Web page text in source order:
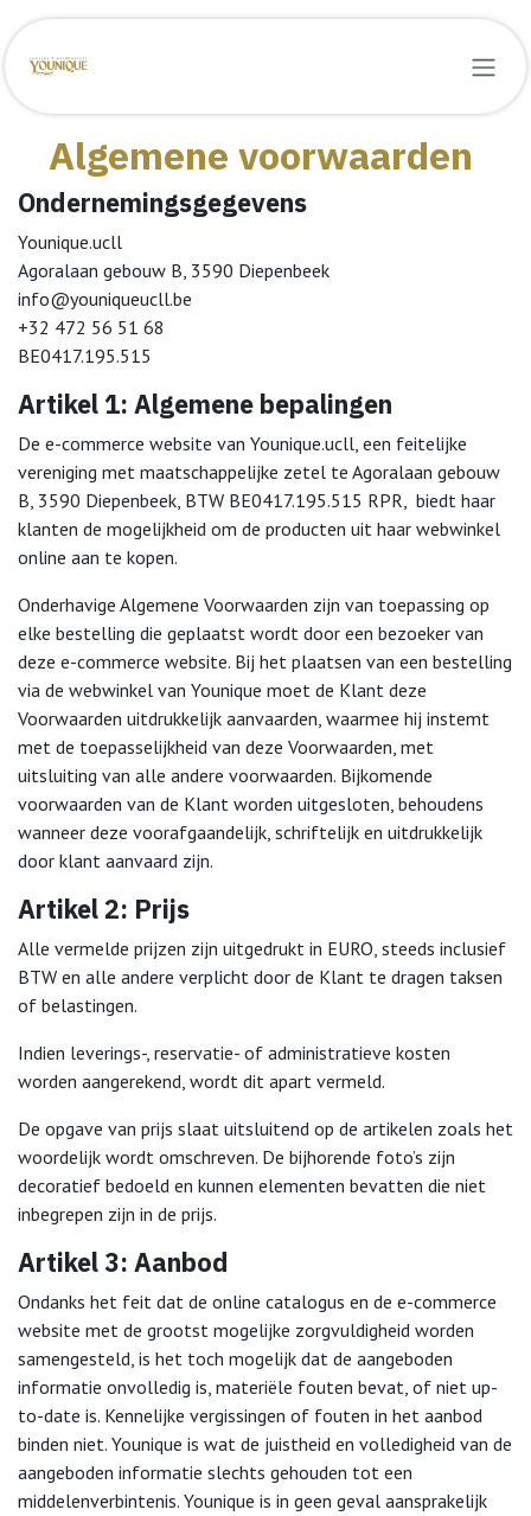
Overslaan naar inhoud
Algemene voorwaarden
Ondernemingsgegevens
Younique.ucll
Agoralaan gebouw B, 3590 Diepenbeek
info@youniqueucll.be
+32 472 56 51 68
BE0417.195.515
Artikel 1: Algemene bepalingen
De e-commerce website van Younique.ucll, een feitelijke
vereniging met maatschappelijke zetel te Agoralaan gebouw
B, 3590 Diepenbeek, BTW BE0417.195.515 RPR, biedt haar
klanten de mogelijkheid om de producten uit haar webwinkel
online aan te kopen.
Onderhavige Algemene Voorwaarden zijn van toepassing op
elke bestelling die geplaatst wordt door een bezoeker van
deze e-commerce website. Bij het plaatsen van een bestelling
via de webwinkel van Younique moet de Klant deze
Voorwaarden uitdrukkelijk aanvaarden, waarmee hij instemt
met de toepasselijkheid van deze Voorwaarden, met
uitsluiting van alle andere voorwaarden. Bijkomende
voorwaarden van de Klant worden uitgesloten, behoudens
wanneer deze voorafgaandelijk, schriftelijk en uitdrukkelijk
door klant aanvaard zijn.
Artikel 2: Prijs
Alle vermelde prijzen zijn uitgedrukt in EURO, steeds inclusief
BTW en alle andere verplicht door de Klant te dragen taksen
of belastingen.
Indien leverings-, reservatie- of administratieve kosten
worden aangerekend, wordt dit apart vermeld.
De opgave van prijs slaat uitsluitend op de artikelen zoals het
woordelijk wordt omschreven. De bijhorende foto’s zijn
decoratief bedoeld en kunnen elementen bevatten die niet
inbegrepen zijn in de prijs.
Artikel 3: Aanbod
Ondanks het feit dat de online catalogus en de e-commerce
website met de grootst mogelijke zorgvuldigheid worden
samengesteld, is het toch mogelijk dat de aangeboden
informatie onvolledig is, materiële fouten bevat, of niet up-
to-date is. Kennelijke vergissingen of fouten in het aanbod
binden niet. Younique is wat de juistheid en volledigheid van de
aangeboden informatie slechts gehouden tot een
middelenverbintenis. Younique is in geen geval aansprakelijk